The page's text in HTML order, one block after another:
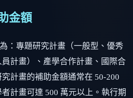
金額
：專題研究計畫（一般型、優秀
計畫）、產學合作計畫、國際合
計畫的補助金額通常在 50-200
計畫可達 500 萬元以上。執行期